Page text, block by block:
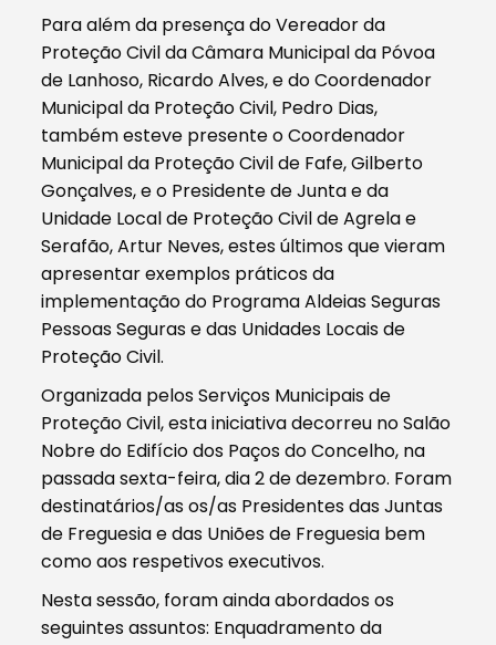
Para além da presença do Vereador da
Proteção Civil da Câmara Municipal da Póvoa
de Lanhoso, Ricardo Alves, e do Coordenador
Municipal da Proteção Civil, Pedro Dias,
também esteve presente o Coordenador
Municipal da Proteção Civil de Fafe, Gilberto
Gonçalves, e o Presidente de Junta e da
Unidade Local de Proteção Civil de Agrela e
Serafão, Artur Neves, estes últimos que vieram
apresentar exemplos práticos da
implementação do Programa Aldeias Seguras
Pessoas Seguras e das Unidades Locais de
Proteção Civil.
Organizada pelos Serviços Municipais de
Proteção Civil, esta iniciativa decorreu no Salão
Nobre do Edifício dos Paços do Concelho, na
passada sexta-feira, dia 2 de dezembro. Foram
destinatários/as os/as Presidentes das Juntas
de Freguesia e das Uniões de Freguesia bem
como aos respetivos executivos.
Nesta sessão, foram ainda abordados os
seguintes assuntos: Enquadramento da